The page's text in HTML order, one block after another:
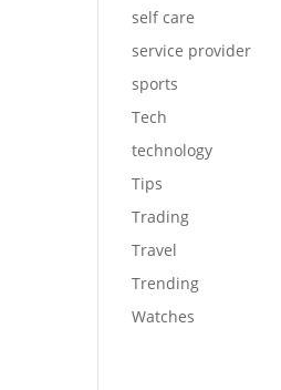
self care
service provider
sports
Tech
technology
Tips
Trading
Travel
Trending
Watches